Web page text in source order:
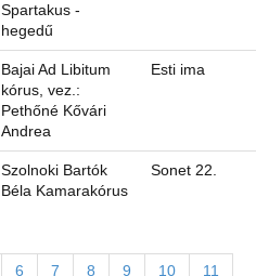
Spartakus -
hegedű
Bajai Ad Libitum
kórus, vez.:
Pethőné Kővári
Andrea
Esti ima
Szolnoki Bartók
Béla Kamarakórus
Sonet 22.
6 7 8 9 10 11